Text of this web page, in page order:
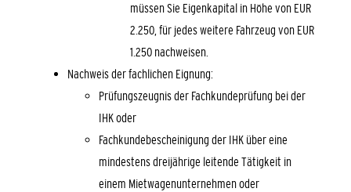
müssen Sie Eigenkapital in Höhe von EUR
2.250, für jedes weitere Fahrzeug von EUR
1.250 nachweisen.
Nachweis der fachlichen Eignung:
Prüfungszeugnis der Fachkundeprüfung bei der
IHK oder
Fachkundebescheinigung der IHK über eine
mindestens dreijährige leitende Tätigkeit in
einem Mietwagenunternehmen oder